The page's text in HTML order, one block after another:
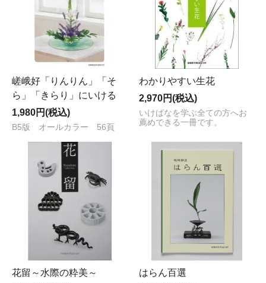
嵯峨好「りんりん」「そ
ら」「きらり」にいける
1,980円(税込)
B5版 オールカラー 56頁
わかりやすい生花
2,970円(税込)
いけばなを学ぶ全ての方へお
薦めできる一冊です。
花留～水際の粋美～
はらん百選